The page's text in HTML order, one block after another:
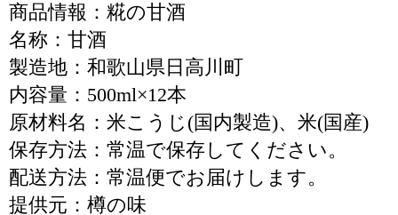
商品情報：糀の甘酒
名称：甘酒
製造地：和歌山県日高川町
内容量：500ml×12本
原材料名：米こうじ(国内製造)、米(国産)
保存方法：常温で保存してください。
配送方法：常温便でお届けします。
提供元：樽の味